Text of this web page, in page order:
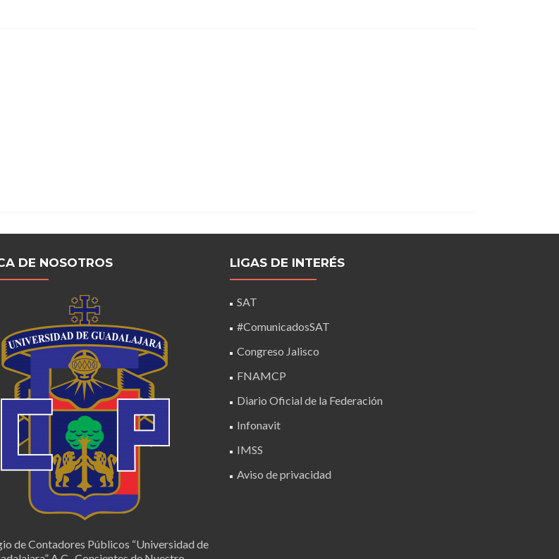
DE NOSOTROS
de Contadores Públicos “Universidad de
LIGAS DE INTERÉS
SAT
#ComunicadosSAT
Congreso Jalisco
FNAMCP
Diario Oficial de la Federación
Infonavit
IMSS
Aviso de privacidad